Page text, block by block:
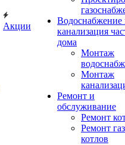
Акции
Водоснабжение
канализация
дома
Монтаж
Монтаж
Ремонт и
обслуживание
Ремонт
Ремонт
котлов